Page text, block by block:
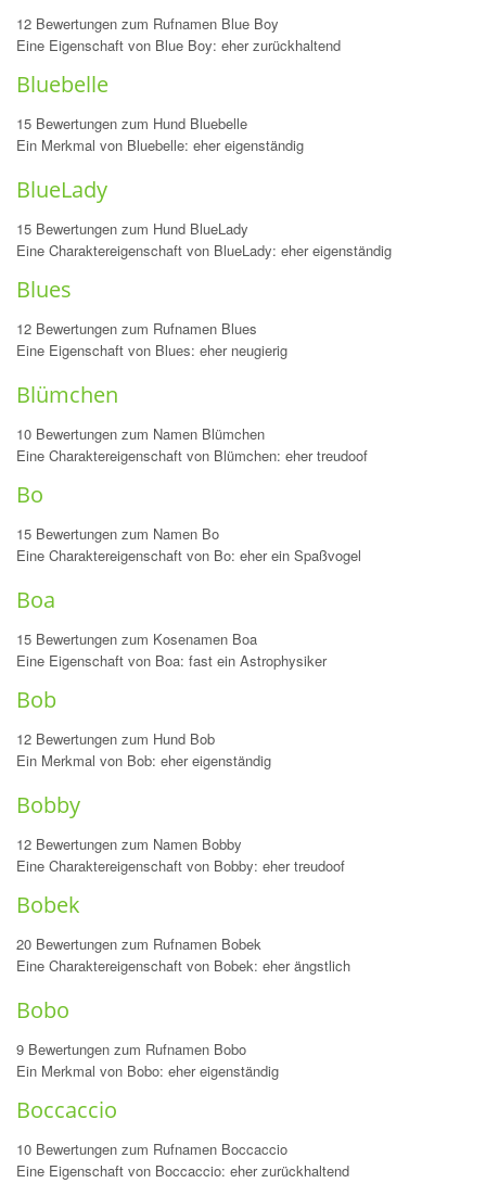
12 Bewertungen zum Rufnamen Blue Boy
Eine Eigenschaft von Blue Boy: eher zurückhaltend
Bluebelle
15 Bewertungen zum Hund Bluebelle
Ein Merkmal von Bluebelle: eher eigenständig
BlueLady
15 Bewertungen zum Hund BlueLady
Eine Charaktereigenschaft von BlueLady: eher eigenständig
Blues
12 Bewertungen zum Rufnamen Blues
Eine Eigenschaft von Blues: eher neugierig
Blümchen
10 Bewertungen zum Namen Blümchen
Eine Charaktereigenschaft von Blümchen: eher treudoof
Bo
15 Bewertungen zum Namen Bo
Eine Charaktereigenschaft von Bo: eher ein Spaßvogel
Boa
15 Bewertungen zum Kosenamen Boa
Eine Eigenschaft von Boa: fast ein Astrophysiker
Bob
12 Bewertungen zum Hund Bob
Ein Merkmal von Bob: eher eigenständig
Bobby
12 Bewertungen zum Namen Bobby
Eine Charaktereigenschaft von Bobby: eher treudoof
Bobek
20 Bewertungen zum Rufnamen Bobek
Eine Charaktereigenschaft von Bobek: eher ängstlich
Bobo
9 Bewertungen zum Rufnamen Bobo
Ein Merkmal von Bobo: eher eigenständig
Boccaccio
10 Bewertungen zum Rufnamen Boccaccio
Eine Eigenschaft von Boccaccio: eher zurückhaltend